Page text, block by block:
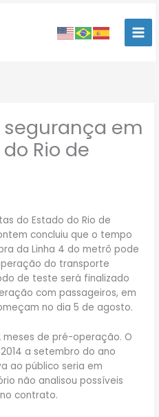
segurança em
Rio de
do Estado do Rio de
concluiu que o tempo
da Linha 4 do metrô pode
do transporte
de teste será finalizado
com passageiros, em
no dia 5 de agosto.
meses de pré-operação. O
a setembro do ano
ao público seria em
não analisou possíveis
contrato.